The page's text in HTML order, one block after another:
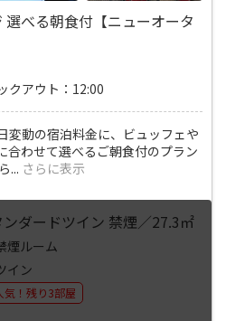
べる朝食付【ニューオータ
クアウト：12:00
変動の宿泊料金に、ビュッフェや
合わせて選べるご朝食付のプラン
... さらに表示
ンダードツイン 禁煙／27.3㎡
煙ルーム
イン
気！残り3部屋